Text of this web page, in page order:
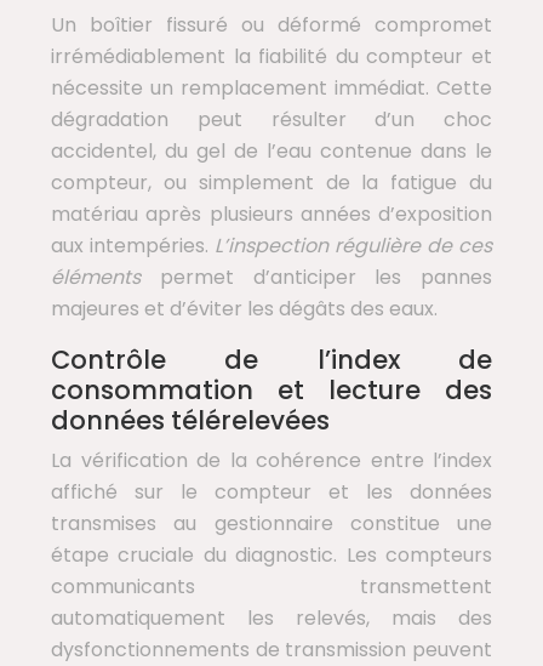
Un boîtier fissuré ou déformé compromet
irrémédiablement la fiabilité du compteur et
nécessite un remplacement immédiat. Cette
dégradation peut résulter d’un choc
accidentel, du gel de l’eau contenue dans le
compteur, ou simplement de la fatigue du
matériau après plusieurs années d’exposition
aux intempéries. L’inspection régulière de ces
éléments permet d’anticiper les pannes
majeures et d’éviter les dégâts des eaux.
Contrôle de l’index de
consommation et lecture des
données télérelevées
La vérification de la cohérence entre l’index
affiché sur le compteur et les données
transmises au gestionnaire constitue une
étape cruciale du diagnostic. Les compteurs
communicants transmettent
automatiquement les relevés, mais des
dysfonctionnements de transmission peuvent